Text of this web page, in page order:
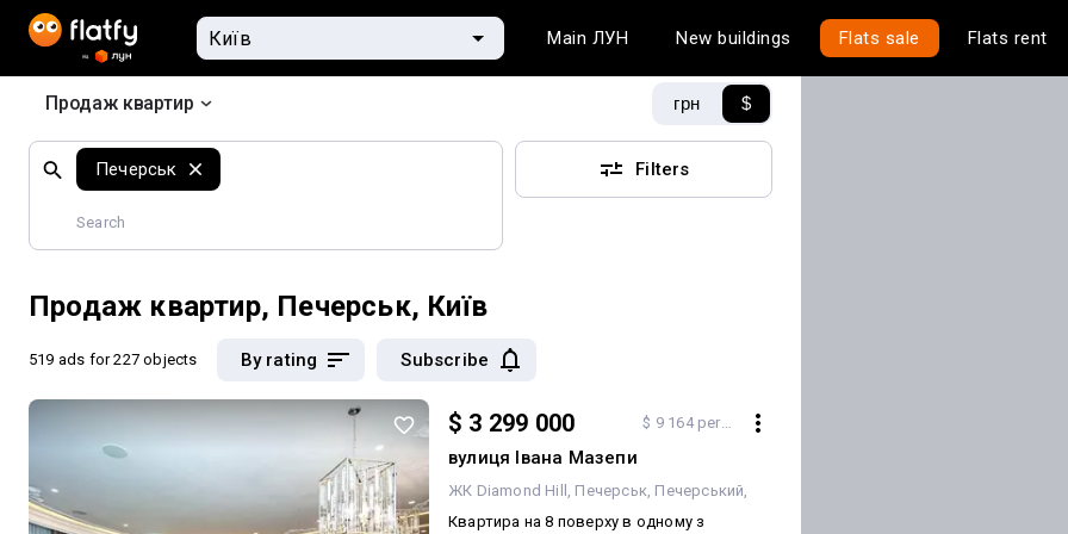
Main ЛУН New buildings Flats sale Flats rent
Продаж квартир грн $
Search
by
features
Печерськ Filters
Продаж квартир, Печерськ, Київ
519 ads for 227 objects By rating Subscribe
$ 3 299 000 $ 9 164 per m²
вулиця Івана Мазепи
ЖК Diamond Hill Печерськ Печерський
Квартира на 8 поверху в одному з